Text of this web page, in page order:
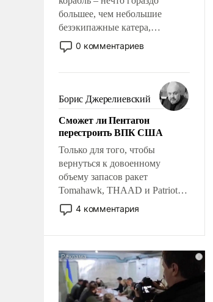
большее, чем небольшие
безэкипажные катера,
применение которых уже
стало обыденностью. Задача по
сложна и амбициозна. Однако
и ее реализация радикально
поднимет наши боевые
возможности.
0 комментариев
Борис Джерелиевский
Сможет ли Пентагон
перестроить ВПК США
Только для того, чтобы
вернуться к довоенному
объему запасов ракет
Tomahawk, THAAD и Patriot
США потребуется более трех
лет. Даже небольшая война с
Сложившаяся ситуация
означает многолетний период
уязвимости США, например,
перед Китаем.
4 комментария